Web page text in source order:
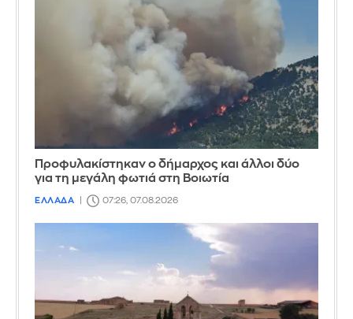
Προφυλακίστηκαν ο δήμαρχος και άλλοι δύο
για τη μεγάλη φωτιά στη Βοιωτία
ΕΛΛΑΔΑ 07:26, 07.08.2026